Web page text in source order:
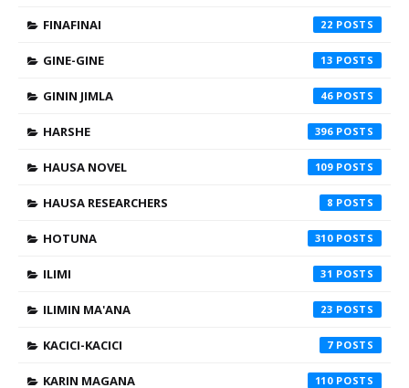
FINAFINAI 22
GINE-GINE 13
GININ JIMLA 46
HARSHE 396
HAUSA NOVEL 109
HAUSA RESEARCHERS 8
HOTUNA 310
ILIMI 31
ILIMIN MA'ANA 23
KACICI-KACICI 7
KARIN MAGANA 110